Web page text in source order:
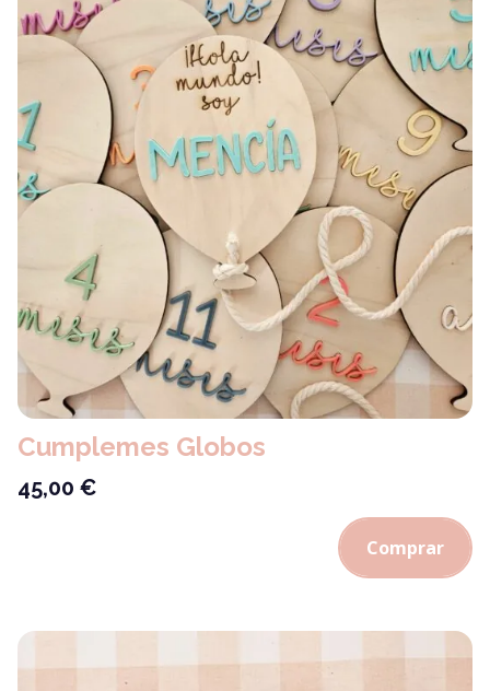
Cumplemes Globos
45,00 €
Comprar